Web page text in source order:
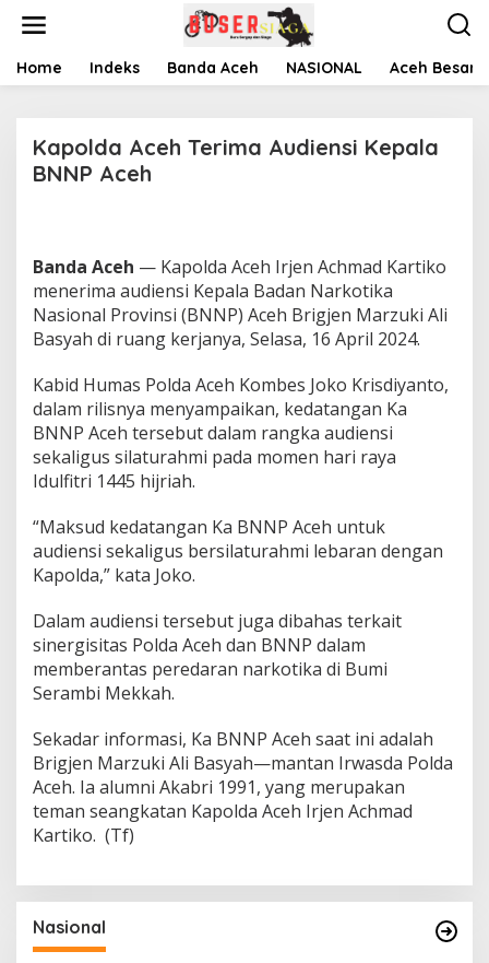
t
Home Indeks Banda Aceh NASIONAL Aceh Besar
Kapolda Aceh Terima Audiensi Kepala
BNNP Aceh
A
R
L
2
2
4
O
E
H
T
A
U
I
T
F
R
I
Banda Aceh — Kapolda Aceh Irjen Achmad Kartiko
menerima audiensi Kepala Badan Narkotika
Nasional Provinsi (BNNP) Aceh Brigjen Marzuki Ali
Basyah di ruang kerjanya, Selasa, 16 April 2024.
Kabid Humas Polda Aceh Kombes Joko Krisdiyanto,
dalam rilisnya menyampaikan, kedatangan Ka
BNNP Aceh tersebut dalam rangka audiensi
sekaligus silaturahmi pada momen hari raya
Idulfitri 1445 hijriah.
“Maksud kedatangan Ka BNNP Aceh untuk
audiensi sekaligus bersilaturahmi lebaran dengan
Kapolda,” kata Joko.
Dalam audiensi tersebut juga dibahas terkait
sinergisitas Polda Aceh dan BNNP dalam
memberantas peredaran narkotika di Bumi
Serambi Mekkah.
Sekadar informasi, Ka BNNP Aceh saat ini adalah
Brigjen Marzuki Ali Basyah—mantan Irwasda Polda
Aceh. Ia alumni Akabri 1991, yang merupakan
teman seangkatan Kapolda Aceh Irjen Achmad
Kartiko. (Tf)
Nasional